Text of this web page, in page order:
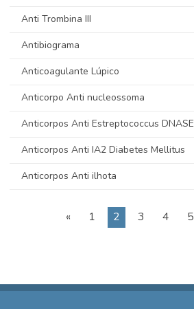
Anti Trombina III
Antibiograma
Anticoagulante Lúpico
Anticorpo Anti nucleossoma
Anticorpos Anti Estreptococcus DNASE
Anticorpos Anti IA2 Diabetes Mellitus
Anticorpos Anti ilhota
« 1 2 3 4 5